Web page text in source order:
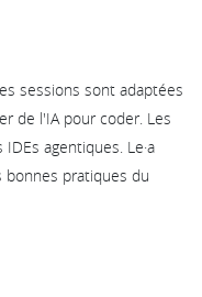
sessions sont adaptées
de l'IA pour coder. Les
agentiques. Le·a
bonnes pratiques du